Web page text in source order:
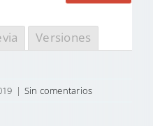
Versiones
| Sin comentarios